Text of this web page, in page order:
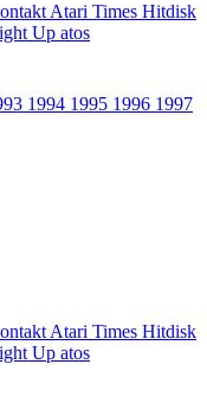
Atari Times Hitdisk
Up atos
1994 1995 1996 1997
Atari Times Hitdisk
Up atos